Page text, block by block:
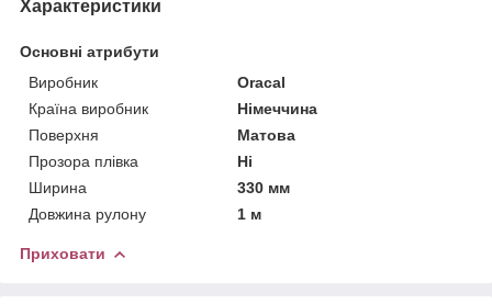
Характеристики
Основні атрибути
Виробник
Oracal
Країна виробник
Німеччина
Поверхня
Матова
Прозора плівка
Ні
Ширина
330 мм
Довжина рулону
1 м
Приховати